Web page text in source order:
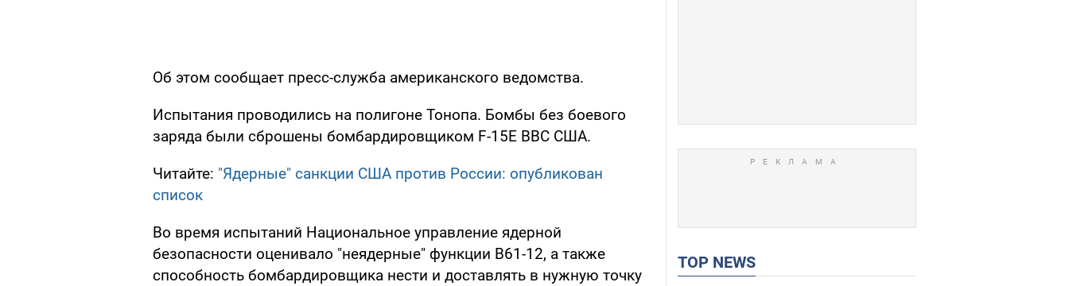
Об этом сообщает пресс-служба американского ведомства.
Испытания проводились на полигоне Тонопа. Бомбы без боевого
заряда были сброшены бомбардировщиком F-15E ВВС США.
Читайте: "Ядерные" санкции США против России: опубликован
список
Во время испытаний Национальное управление ядерной
безопасности оценивало "неядерные" функции B61-12, а также
способность бомбардировщика нести и доставлять в нужную точку
TOP NEWS